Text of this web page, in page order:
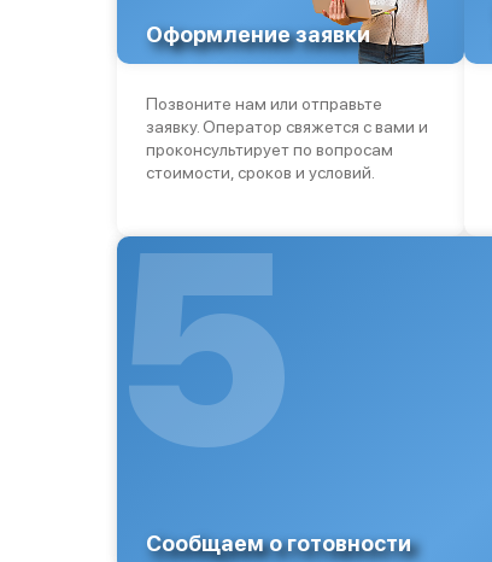
Оформление заявки
Позвоните нам или отправьте
заявку. Оператор свяжется с вами и
проконсультирует по вопросам
стоимости, сроков и условий.
5
Сообщаем о готовности